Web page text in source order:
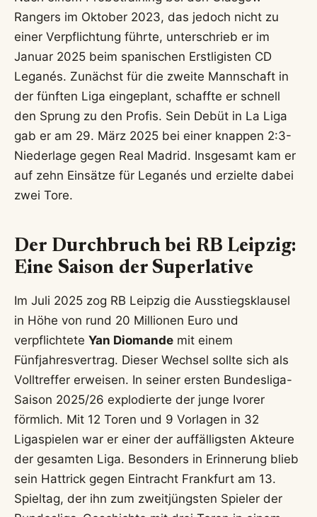
Rangers im Oktober 2023, das jedoch nicht zu
einer Verpflichtung führte, unterschrieb er im
Januar 2025 beim spanischen Erstligisten CD
Leganés. Zunächst für die zweite Mannschaft in
der fünften Liga eingeplant, schaffte er schnell
den Sprung zu den Profis. Sein Debüt in La Liga
gab er am 29. März 2025 bei einer knappen 2:3-
Niederlage gegen Real Madrid. Insgesamt kam er
auf zehn Einsätze für Leganés und erzielte dabei
zwei Tore.
Der Durchbruch bei RB Leipzig:
Eine Saison der Superlative
Im Juli 2025 zog RB Leipzig die Ausstiegsklausel
in Höhe von rund 20 Millionen Euro und
verpflichtete Yan Diomande mit einem
Fünfjahresvertrag. Dieser Wechsel sollte sich als
Volltreffer erweisen. In seiner ersten Bundesliga-
Saison 2025/26 explodierte der junge Ivorer
förmlich. Mit 12 Toren und 9 Vorlagen in 32
Ligaspielen war er einer der auffälligsten Akteure
der gesamten Liga. Besonders in Erinnerung blieb
sein Hattrick gegen Eintracht Frankfurt am 13.
Spieltag, der ihn zum zweitjüngsten Spieler der